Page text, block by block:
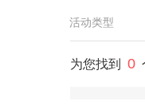
活动类型
为您找到 0